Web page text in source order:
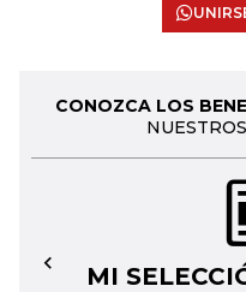
CONOZCA LOS
MI
←